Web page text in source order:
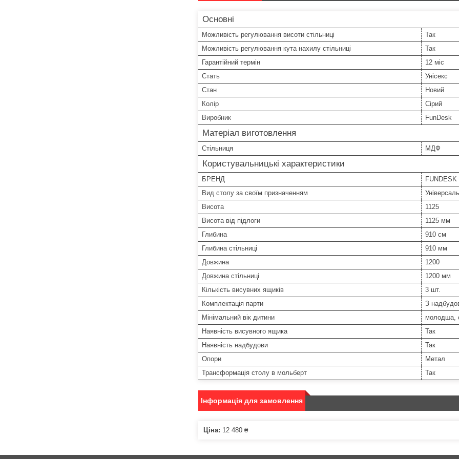
Основні
Можливість регулювання висоти стільниці
Так
Можливість регулювання кута нахилу стільниці
Так
Гарантійний термін
12 міс
Стать
Унісекс
Стан
Новий
Колір
Сірий
Виробник
FunDesk
Матеріал виготовлення
Стільниця МДФ
Користувальницькі характеристики
БРЕНД
FUNDESK
Вид столу за своїм призначенням
Висота
1125
Висота від підлоги
1125 мм
Глибина
910 см
Глибина стільниці
910 мм
Довжина
1200
Довжина стільниці
1200 мм
Кількість висувних ящиків
3 шт.
Комплектація парти
З
Мінімальний вік дитини
молодша,
Наявність висувного ящика
Так
Наявність надбудови
Так
Опори
Метал
Трансформація столу в мольберт
Так
Інформація для замовлення
Ціна: 12 480 ₴